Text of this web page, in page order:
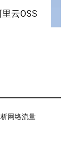
云OSS
网络流量